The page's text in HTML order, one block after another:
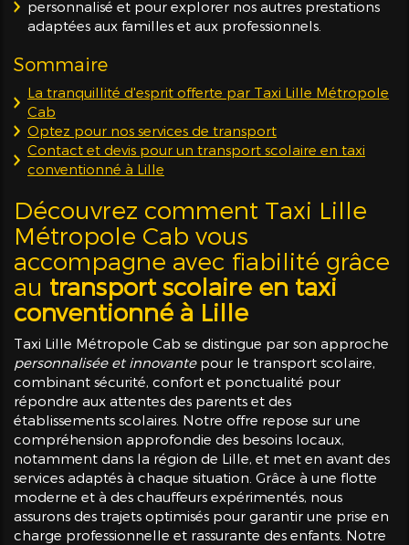
personnalisé et pour explorer nos autres prestations
adaptées aux familles et aux professionnels.
Sommaire
La tranquillité d'esprit offerte par Taxi Lille Métropole
Cab
Optez pour nos services de transport
Contact et devis pour un transport scolaire en taxi
conventionné à Lille
Découvrez comment Taxi Lille
Métropole Cab vous
accompagne avec fiabilité grâce
au transport scolaire en taxi
conventionné à Lille
Taxi Lille Métropole Cab se distingue par son approche
personnalisée et innovantepour le transport scolaire,
combinant sécurité, confort et ponctualité pour
répondre aux attentes des parents et des
établissements scolaires. Notre offre repose sur une
compréhension approfondie des besoins locaux,
notamment dans la région de Lille, et met en avant des
services adaptés à chaque situation. Grâce à une flotte
moderne et à des chauffeurs expérimentés, nous
assurons des trajets optimisés pour garantir une prise en
charge professionnelle et rassurante des enfants. Notre